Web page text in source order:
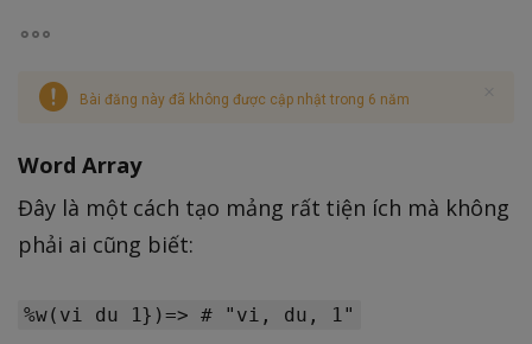
Bài đăng này đã không được cập nhật trong 6 năm
Word Array
Đây là một cách tạo mảng rất tiện ích mà không
phải ai cũng biết:
%w(vi du 1})=> # "vi, du, 1"